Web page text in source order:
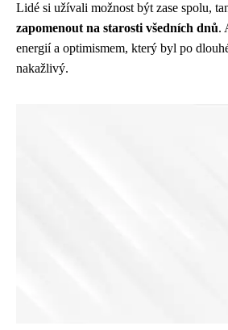
Lidé si užívali možnost být zase spolu,
zapomenout na starosti všedních dnů.
energií a optimismem, který byl po
nakažlivý.